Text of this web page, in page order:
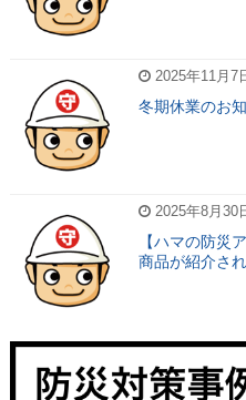
2025年11月7
冬期休業のお
2025年8月30
【ハマの防災
商品が紹介さ